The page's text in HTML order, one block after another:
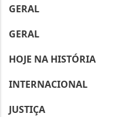
GERAL
GERAL
HOJE NA HISTÓRIA
INTERNACIONAL
JUSTIÇA